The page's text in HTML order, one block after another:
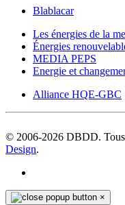
Blablacar
Les énergies de la
Énergies
MEDIA PEPS
Energie et
Alliance HQE-GBC
© 2006-2026 DBDD. Tous
Design.
×